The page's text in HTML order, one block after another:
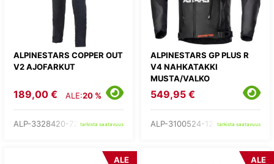
ALPINESTARS COPPER OUT
V2 AJOFARKUT
189,00 € ALE:20 %
ALP-3328420-7203-tarkista saatavuus
ALPINESTARS GP PLUS R
V4 NAHKATAKKI
MUSTA/VALKO
549,95 €
ALP-3100524-12- tarkista saatavuus
ALE ALE